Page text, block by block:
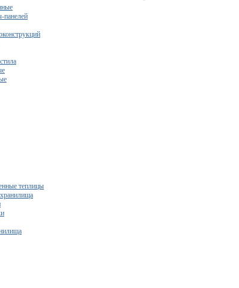
панелей
теплицы
расчет сметы исходя из вашего бюджета!